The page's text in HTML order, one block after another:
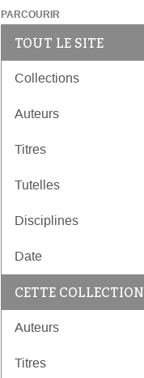
PARCOURIR
TOUT LE SITE
Collections
Auteurs
Titres
Tutelles
Disciplines
Date
CETTE COLLECTION
Auteurs
Titres